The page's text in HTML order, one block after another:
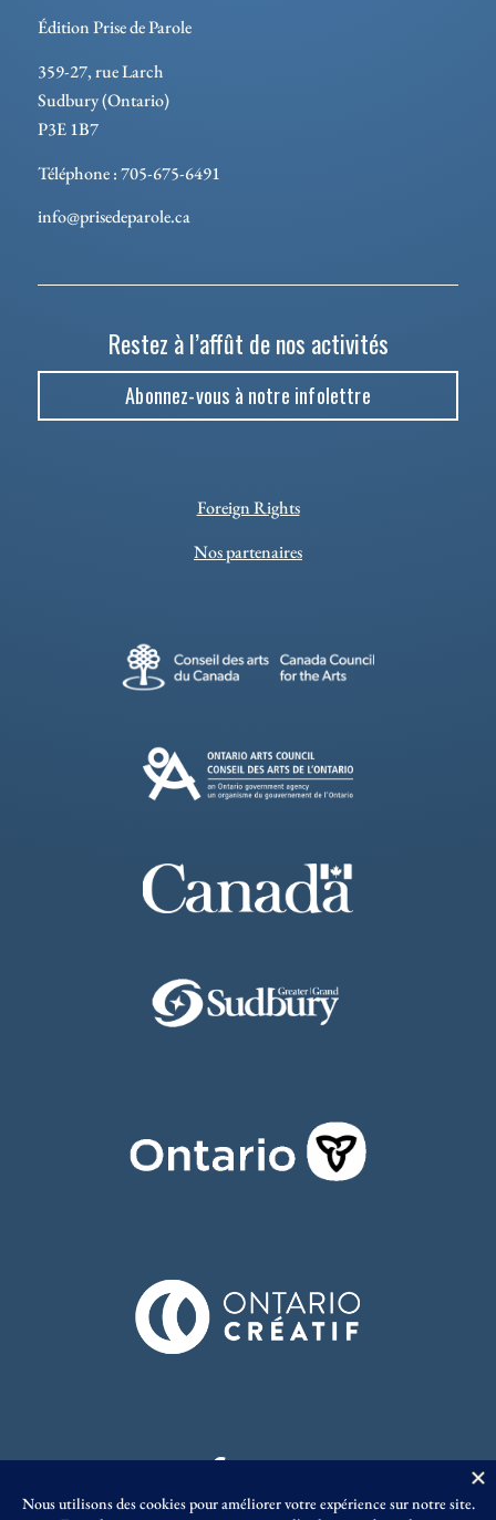
Édition Prise de Parole
359-27, rue Larch
Sudbury (Ontario)
P3E 1B7
Téléphone : 705-675-6491
info@prisedeparole.ca
Restez à l’affût de nos activités
Abonnez-vous à notre infolettre
Foreign Rights
Nos partenaires